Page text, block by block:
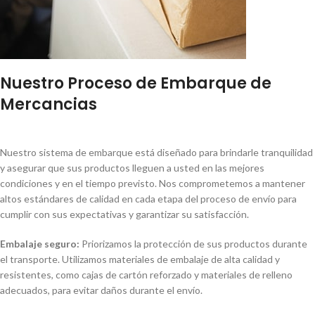
Nuestro Proceso de Embarque de
Mercancias
Nuestro sistema de embarque está diseñado para brindarle tranquilidad
y asegurar que sus productos lleguen a usted en las mejores
condiciones y en el tiempo previsto. Nos comprometemos a mantener
altos estándares de calidad en cada etapa del proceso de envío para
cumplir con sus expectativas y garantizar su satisfacción.
Embalaje seguro: Priorizamos la protección de sus productos durante
el transporte. Utilizamos materiales de embalaje de alta calidad y
resistentes, como cajas de cartón reforzado y materiales de relleno
adecuados, para evitar daños durante el envío.